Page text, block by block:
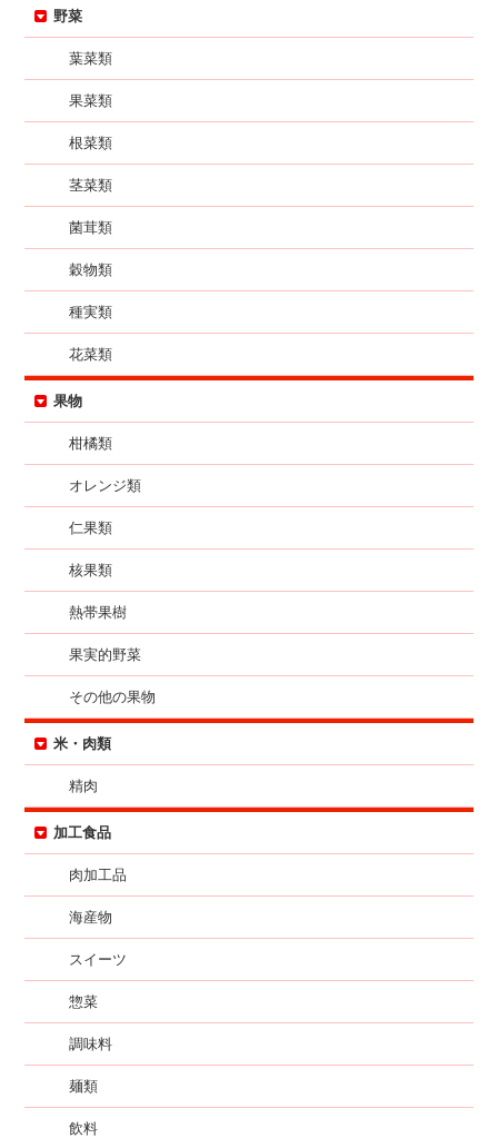
野菜
葉菜類
果菜類
根菜類
茎菜類
菌茸類
穀物類
種実類
花菜類
果物
柑橘類
オレンジ類
仁果類
核果類
熱帯果樹
果実的野菜
その他の果物
米・肉類
精肉
加工食品
肉加工品
海産物
スイーツ
惣菜
調味料
麺類
飲料